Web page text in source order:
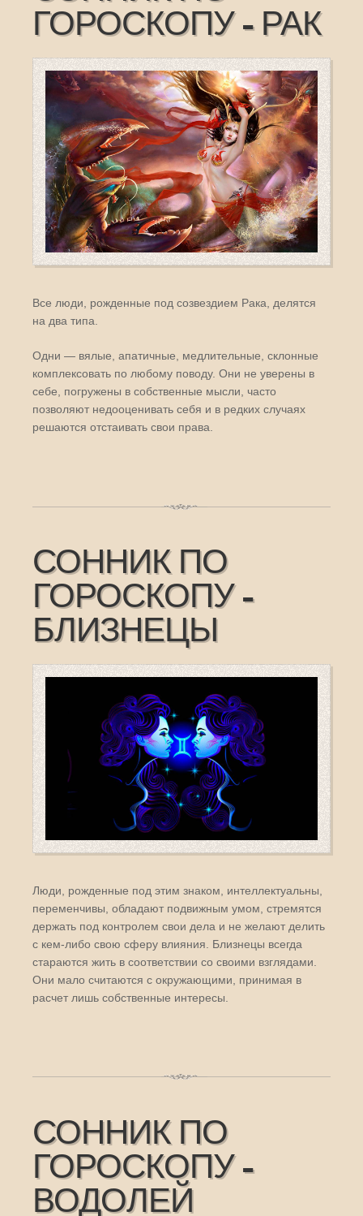
ГОРОСКОПУ - РАК
Все люди, рожденные под созвездием Рака, делятся
на два типа.
Одни — вялые, апатичные, медлительные, склонные
комплексовать по любому поводу. Они не уверены в
себе, погружены в собственные мысли, часто
позволяют недооценивать себя и в редких случаях
решаются отстаивать свои права.
СОННИК ПО
ГОРОСКОПУ -
БЛИЗНЕЦЫ
Люди, рожденные под этим знаком, интеллектуальны,
переменчивы, обладают подвижным умом, стремятся
держать под контролем свои дела и не желают делить
с кем-либо свою сферу влияния. Близнецы всегда
стараются жить в соответствии со своими взглядами.
Они мало считаются с окружающими, принимая в
расчет лишь собственные интересы.
СОННИК ПО
ГОРОСКОПУ -
ВОДОЛЕЙ